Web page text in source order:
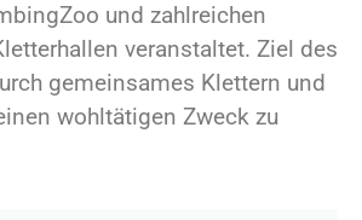
und zahlreichen
veranstaltet. Ziel des
gemeinsames Klettern und
wohltätigen Zweck zu